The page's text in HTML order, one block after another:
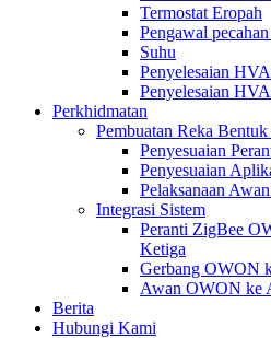
Termostat Eropah
Pengawal
Suhu
Penyelesaian
Penyelesaian
Perkhidmatan
Pembuatan Reka Bentuk
Penyesuaian
Penyesuaian
Pelaksanaan
Integrasi Sistem
Peranti ZigBee
Ketiga
Gerbang OWON
Awan OWON ke
Berita
Hubungi Kami